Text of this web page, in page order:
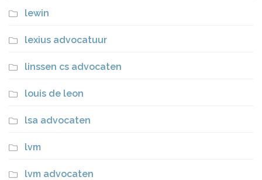
lewin
lexius advocatuur
linssen cs advocaten
louis de leon
lsa advocaten
lvm
lvm advocaten